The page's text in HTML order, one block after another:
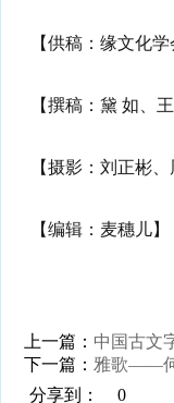
【供稿：缘文化学
【撰稿：黛 如、王
【摄影：刘正彬
【编辑：麦穗儿】
上一篇： 中国古文
下一篇： 雅歌——何
分享到：
0